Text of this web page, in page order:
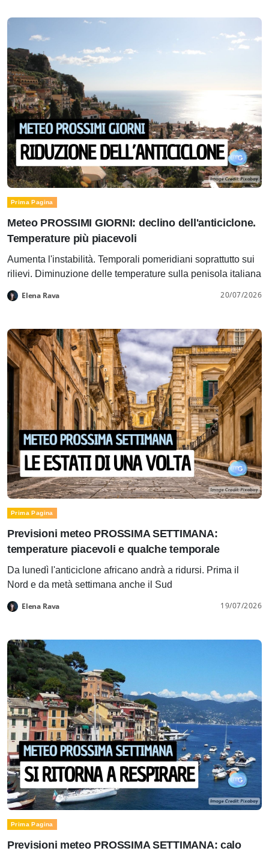
Prima Pagina
Meteo PROSSIMI GIORNI: declino dell'anticiclone.
Temperature più piacevoli
Aumenta l'instabilità. Temporali pomeridiani soprattutto sui
rilievi. Diminuzione delle temperature sulla penisola italiana
Elena Rava 20/07/2026
Prima Pagina
Previsioni meteo PROSSIMA SETTIMANA:
temperature piacevoli e qualche temporale
Da lunedì l'anticiclone africano andrà a ridursi. Prima il
Nord e da metà settimana anche il Sud
Elena Rava 19/07/2026
Prima Pagina
Previsioni meteo PROSSIMA SETTIMANA: calo